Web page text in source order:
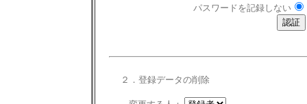
パスワードを記録しない
２．登録データの削除